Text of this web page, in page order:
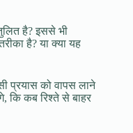
है? इससे भी
है? या क्या यह
प्रयास को वापस लाने
कि कब रिश्ते से बाहर